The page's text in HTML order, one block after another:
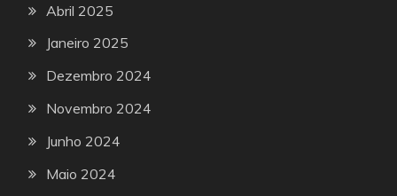
Abril 2025
Janeiro 2025
Dezembro 2024
Novembro 2024
Junho 2024
Maio 2024